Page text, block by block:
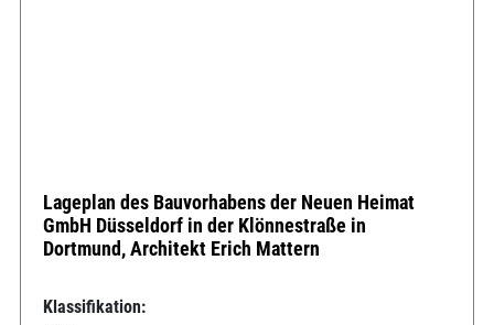
Lageplan des Bauvorhabens der Neuen Heimat
GmbH Düsseldorf in der Klönnestraße in
Dortmund, Architekt Erich Mattern
Klassifikation: